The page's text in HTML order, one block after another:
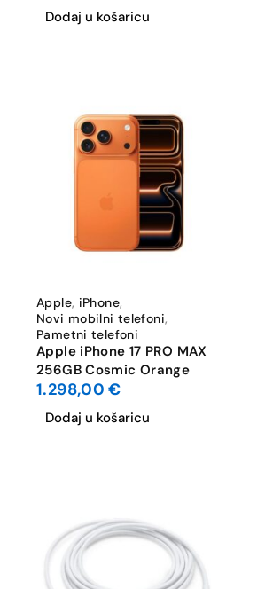
Dodaj u košaricu
Apple, iPhone,
Novi mobilni telefoni,
Pametni telefoni
Apple iPhone 17 PRO MAX
256GB Cosmic Orange
1.298,00€
Dodaj u košaricu